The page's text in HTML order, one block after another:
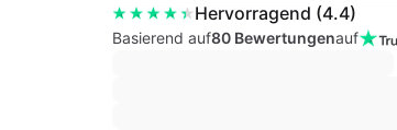
Hervorragend (4.4)
Basierend auf80 Bewertungenauf